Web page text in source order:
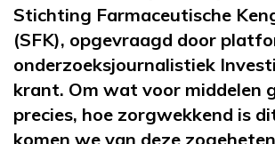
Stichting Farmaceutische
(SFK), opgevraagd door
onderzoeksjournalistiek
krant. Om wat voor middelen
precies, hoe zorgwekkend is
komen we van deze zogeheten